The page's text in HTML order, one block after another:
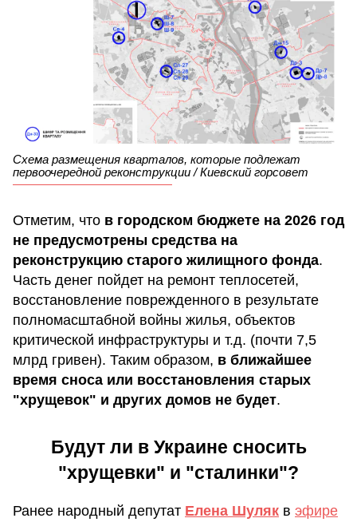
Схема размещения кварталов, которые подлежат
первоочередной реконструкции / Киевский горсовет
Отметим, что в городском бюджете на 2026 год
не предусмотрены средства на
реконструкцию старого жилищного фонда.
Часть денег пойдет на ремонт теплосетей,
восстановление поврежденного в результате
полномасштабной войны жилья, объектов
критической инфраструктуры и т.д. (почти 7,5
млрд гривен). Таким образом, в ближайшее
время сноса или восстановления старых
"хрущевок" и других домов не будет.
Будут ли в Украине сносить
"хрущевки" и "сталинки"?
Ранее народный депутат Елена Шуляк в эфире